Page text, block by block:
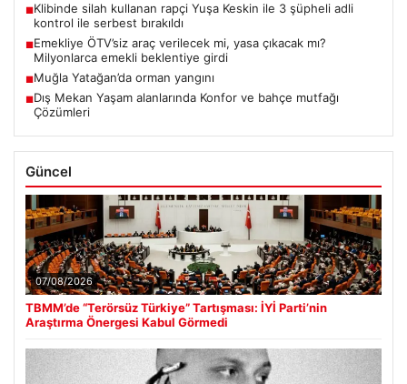
■Klibinde silah kullanan rapçi Yuşa Keskin ile 3 şüpheli adli
kontrol ile serbest bırakıldı
■Emekliye ÖTV’siz araç verilecek mi, yasa çıkacak mı?
Milyonlarca emekli beklentiye girdi
■Muğla Yatağan’da orman yangını
■Dış Mekan Yaşam alanlarında Konfor ve bahçe mutfağı
Çözümleri
Güncel
07/08/2026
TBMM’de “Terörsüz Türkiye” Tartışması: İYİ Parti’nin
Araştırma Önergesi Kabul Görmedi